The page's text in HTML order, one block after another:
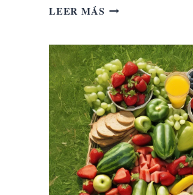
LEER MÁS LASAÑA
ESPINACAS
Y
RICOTTA